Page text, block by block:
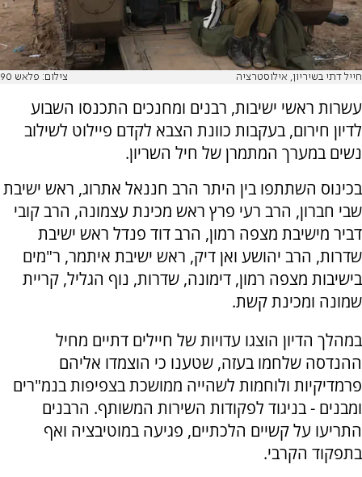
חייל דתי בשיריון, אילוסטרציה צילום: פלאש 90
עשרות ראשי ישיבות, רבנים ומחנכים התכנסו השבוע
לדיון חירום, בעקבות כוונת הצבא לקדם פיילוט לשילוב
נשים במערך המתמרן של חיל השריון.
בכינוס השתתפו בין היתר הרב חננאל אתרוג, ראש ישיבת
שבי חברון, הרב רעי פרץ ראש מכינת עצמונה, הרב קובי
דביר מישיבת מצפה רמון, הרב דוד פנדל ראש ישיבת
שדרות, הרב יהושע ואן דיק, ראש ישיבת איתמר, ר"מים
בישיבות מצפה רמון, דימונה, שדרות, נוף הגליל, קריית
שמונה ומכינת קשת.
במהלך הדיון הוצגו עדויות של חיילים דתיים מחיל
ההנדסה שלחמו בעזה, שטענו כי הוצמדו אליהם
פרמדיקיות ולוחמות לשהייה ממושכת בצפיפות בנמ"רים
ומבנים - בניגוד לפקודות השירות המשותף. הרבנים
התריעו על קשיים הלכתיים, פגיעה במוטיבציה ואף
בתפקוד הקרבי.